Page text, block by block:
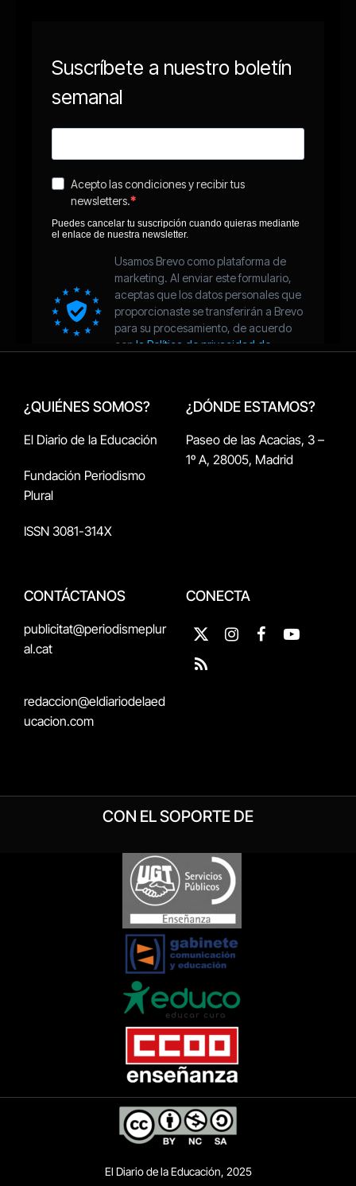
¿QUIÉNES SOMOS?
El Diario de la Educación
Fundación Periodismo
Plural
ISSN 3081-314X
¿DÓNDE ESTAMOS?
Paseo de las Acacias, 3 –
1º A, 28005, Madrid
CONTÁCTANOS
publicitat@periodismeplur
al.cat
redaccion@eldiariodelaed
ucacion.com
CONECTA
X
(Twitter)
InstagramFacebookYouTube
RSS
CON EL SOPORTE DE
El Diario de la Educación, 2025